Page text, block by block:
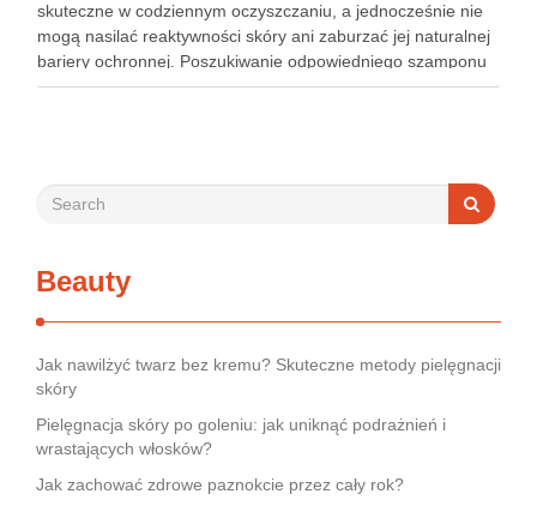
skuteczne w codziennym oczyszczaniu, a jednocześnie nie
mogą nasilać reaktywności skóry ani zaburzać jej naturalnej
bariery ochronnej. Poszukiwanie odpowiedniego szamponu
bywa dla wielu pacjentów procesem długim i frustrującym, bo
Beauty
Jak nawilżyć twarz bez kremu? Skuteczne metody pielęgnacji
skóry
Pielęgnacja skóry po goleniu: jak uniknąć podrażnień i
wrastających włosków?
Jak zachować zdrowe paznokcie przez cały rok?